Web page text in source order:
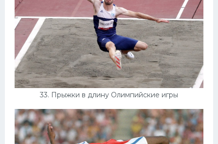
33. Прыжки в длину Олимпийские игры